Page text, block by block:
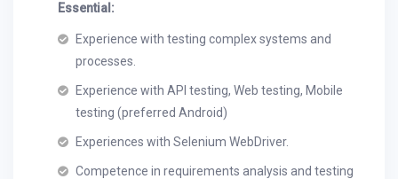
Essential:
Experience with testing complex systems and
processes.
Experience with API testing, Web testing, Mobile
testing (preferred Android)
Experiences with Selenium WebDriver.
Competence in requirements analysis and testing